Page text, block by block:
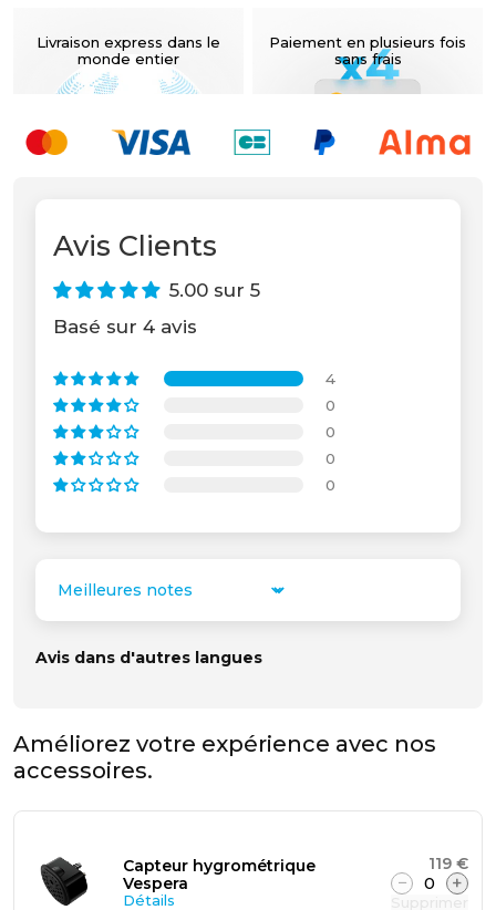
Livraison express dans le
monde entier
Paiement en plusieurs fois
sans frais
Avis Clients
5.00 sur 5
Basé sur 4 avis
4
0
0
0
0
Sort by
Avis dans d'autres langues
Améliorez votre expérience avec nos
accessoires.
Capteur hygrométrique
Vespera
Détails
119 €
− 0 +
Unable to load recommendations.